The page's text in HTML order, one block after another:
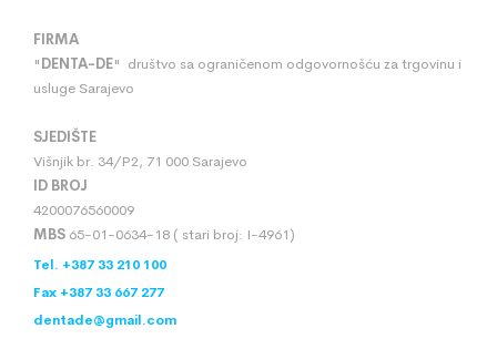
FIRMA
"DENTA-DE" društvo sa ograničenom odgovornošću za trgovinu i
usluge Sarajevo
SJEDIŠTE
Višnjik br. 34/P2, 71 000 Sarajevo
ID BROJ
4200076560009
MBS 65-01-0634-18 ( stari broj: I-4961)
Tel. +387 33 210 100
Fax +387 33 667 277
dentade@gmail.com